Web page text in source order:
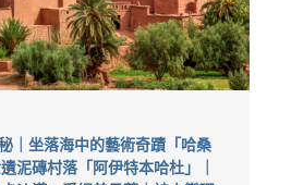
｜坐落海中的藝術奇蹟「哈桑
泥磚村落「阿伊特本哈杜」｜